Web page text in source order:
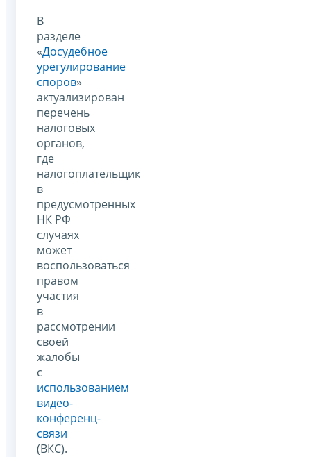
В
разделе
«Досудебное
урегулирование
споров»
актуализирован
перечень
налоговых
органов,
где
налогоплательщик
в
предусмотренных
НК РФ
случаях
может
воспользоваться
правом
участия
в
рассмотрении
своей
жалобы
с
использованием
видео-
конференц-
связи
(ВКС).